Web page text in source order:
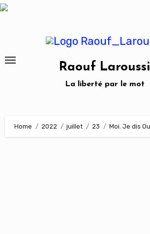
Skip
Raouf Laroussi
La liberté par le mot
Home 2022 juillet 23 Moi. Je dis